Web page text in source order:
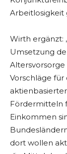
Arbeitlosigkeit
Wirth ergänzt:
Umsetzung
Vorschläge
Fördermitteln
Einkommen
dort wollen